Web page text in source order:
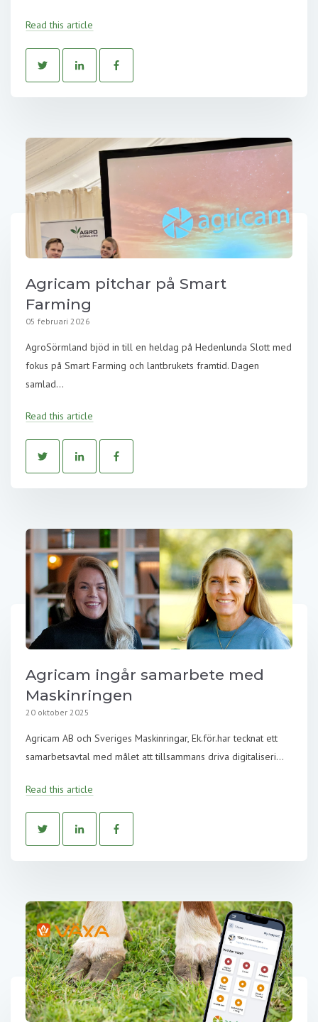
Read this article
Agricam pitchar på Smart
Farming
05 februari 2026
AgroSörmland bjöd in till en heldag på Hedenlunda Slott med
fokus på Smart Farming och lantbrukets framtid. Dagen
samlad...
Read this article
Agricam ingår samarbete med
Maskinringen
20 oktober 2025
Agricam AB och Sveriges Maskinringar, Ek.för.har tecknat ett
samarbetsavtal med målet att tillsammans driva digitaliseri...
Read this article